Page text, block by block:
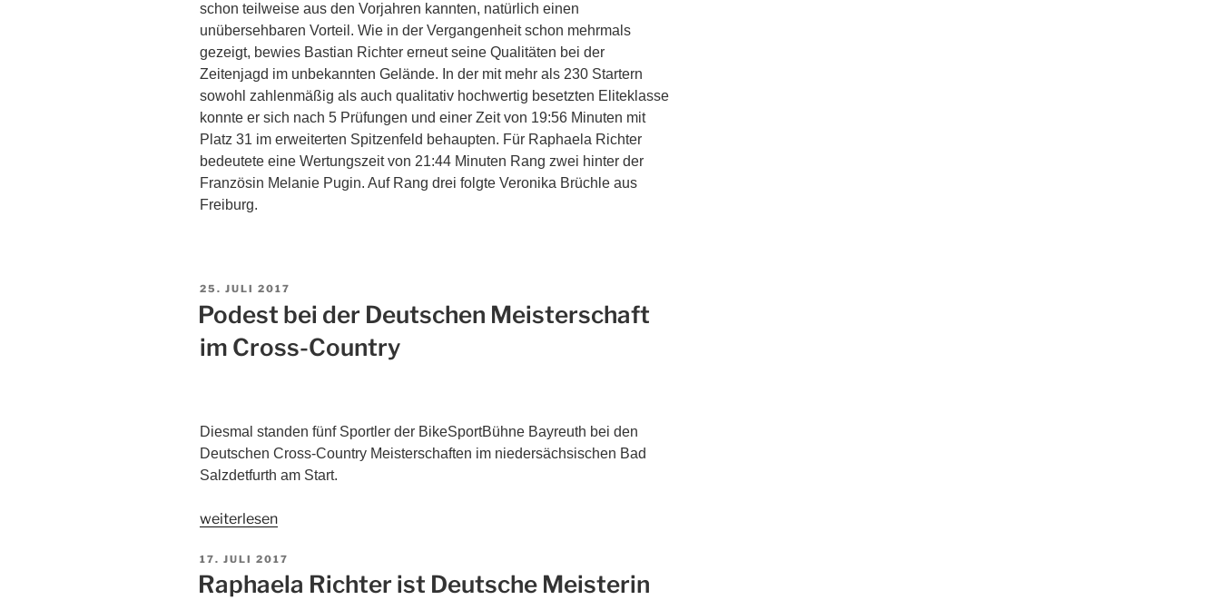
schon teilweise aus den Vorjahren kannten, natürlich einen
unübersehbaren Vorteil. Wie in der Vergangenheit schon mehrmals
gezeigt, bewies Bastian Richter erneut seine Qualitäten bei der
Zeitenjagd im unbekannten Gelände. In der mit mehr als 230 Startern
sowohl zahlenmäßig als auch qualitativ hochwertig besetzten Eliteklasse
konnte er sich nach 5 Prüfungen und einer Zeit von 19:56 Minuten mit
Platz 31 im erweiterten Spitzenfeld behaupten. Für Raphaela Richter
bedeutete eine Wertungszeit von 21:44 Minuten Rang zwei hinter der
Französin Melanie Pugin. Auf Rang drei folgte Veronika Brüchle aus
Freiburg.
25. JULI 2017
Podest bei der Deutschen Meisterschaft
im Cross-Country
Diesmal standen fünf Sportler der BikeSportBühne Bayreuth bei den
Deutschen Cross-Country Meisterschaften im niedersächsischen Bad
Salzdetfurth am Start.
weiterlesen
17. JULI 2017
Raphaela Richter ist Deutsche Meisterin